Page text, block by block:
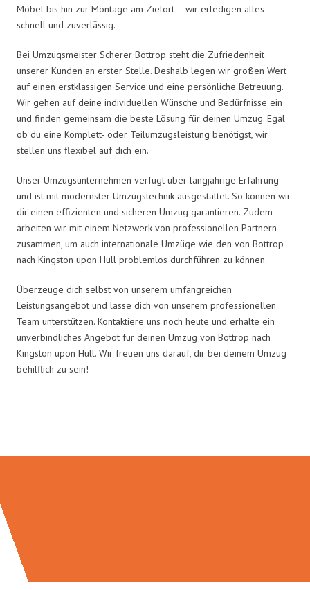
Möbel bis hin zur Montage am Zielort – wir erledigen alles
schnell und zuverlässig.
Bei Umzugsmeister Scherer Bottrop steht die Zufriedenheit
unserer Kunden an erster Stelle. Deshalb legen wir großen Wert
auf einen erstklassigen Service und eine persönliche Betreuung.
Wir gehen auf deine individuellen Wünsche und Bedürfnisse ein
und finden gemeinsam die beste Lösung für deinen Umzug. Egal
ob du eine Komplett- oder Teilumzugsleistung benötigst, wir
stellen uns flexibel auf dich ein.
Unser Umzugsunternehmen verfügt über langjährige Erfahrung
und ist mit modernster Umzugstechnik ausgestattet. So können wir
dir einen effizienten und sicheren Umzug garantieren. Zudem
arbeiten wir mit einem Netzwerk von professionellen Partnern
zusammen, um auch internationale Umzüge wie den von Bottrop
nach Kingston upon Hull problemlos durchführen zu können.
Überzeuge dich selbst von unserem umfangreichen
Leistungsangebot und lasse dich von unserem professionellen
Team unterstützen. Kontaktiere uns noch heute und erhalte ein
unverbindliches Angebot für deinen Umzug von Bottrop nach
Kingston upon Hull. Wir freuen uns darauf, dir bei deinem Umzug
behilflich zu sein!